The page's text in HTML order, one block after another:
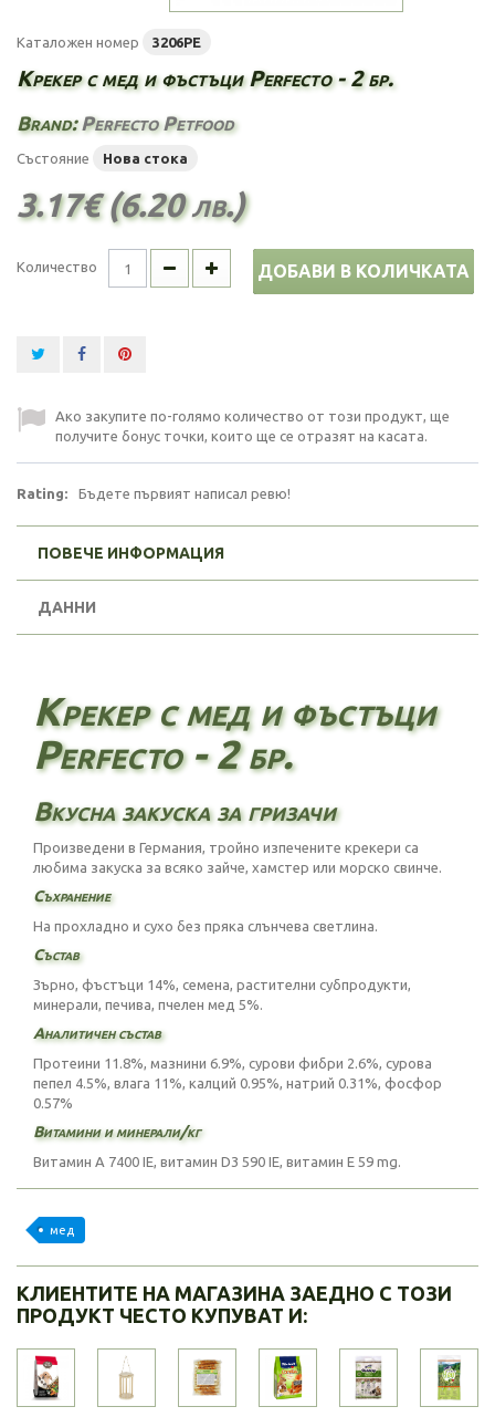
Каталожен номер 3206PE
Крекер с мед и фъстъци Perfecto - 2 бр.
Brand:Perfecto Petfood
Състояние Нова стока
3.17€ (6.20 лв.)
Количество ДОБАВИ В КОЛИЧКАТА
Ако закупите по-голямо количество от този продукт, ще
получите бонус точки, които ще се отразят на касата.
Rating: Бъдете първият написал ревю!
ПОВЕЧЕ ИНФОРМАЦИЯ
ДАННИ
Крекер с мед и фъстъци
Perfecto - 2 бр.
Вкусна закуска за гризачи
Произведени в Германия, тройно изпечените крекери са
любима закуска за всяко зайче, хамстер или морско свинче.
Съхранение
На прохладно и сухо без пряка слънчева светлина.
Състав
Зърно, фъстъци 14%, семена, растителни субпродукти,
минерали, печива, пчелен мед 5%.
Аналитичен състав
Протеини 11.8%, мазнини 6.9%, сурови фибри 2.6%, сурова
пепел 4.5%, влага 11%, калций 0.95%, натрий 0.31%, фосфор
0.57%
Витамини и минерали/кг
Витамин A 7400 IE, витамин D3 590 IE, витамин E 59 mg.
мед
КЛИЕНТИТЕ НА МАГАЗИНА ЗАЕДНО С ТОЗИ
ПРОДУКТ ЧЕСТО КУПУВАТ И: